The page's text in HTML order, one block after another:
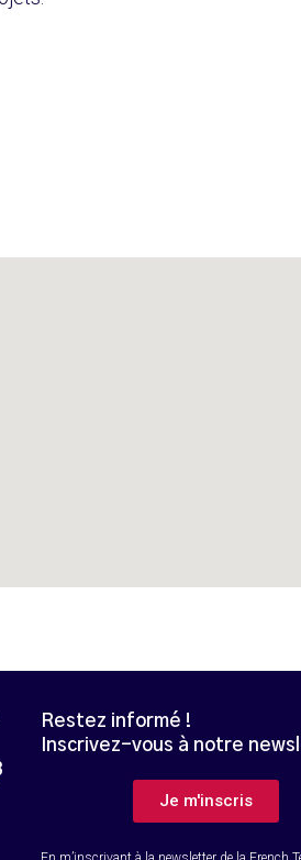
Restez informé !
Inscrivez-vous à notre
Je m'inscris